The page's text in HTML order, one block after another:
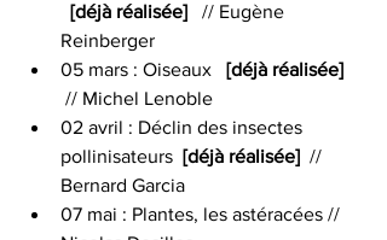
[déjà réalisée] // Eugène
Reinberger
05 mars : Oiseaux [déjà réalisée]
// Michel Lenoble
02 avril : Déclin des insectes
pollinisateurs [déjà réalisée] //
Bernard Garcia
07 mai : Plantes, les astéracées //